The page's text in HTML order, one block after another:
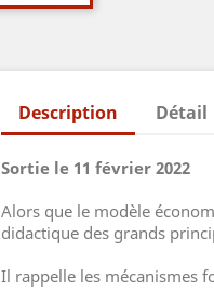
Description Détail
Sortie le 11 février 2022
Alors que le modèle
didactique des grands
Il rappelle les mécanismes